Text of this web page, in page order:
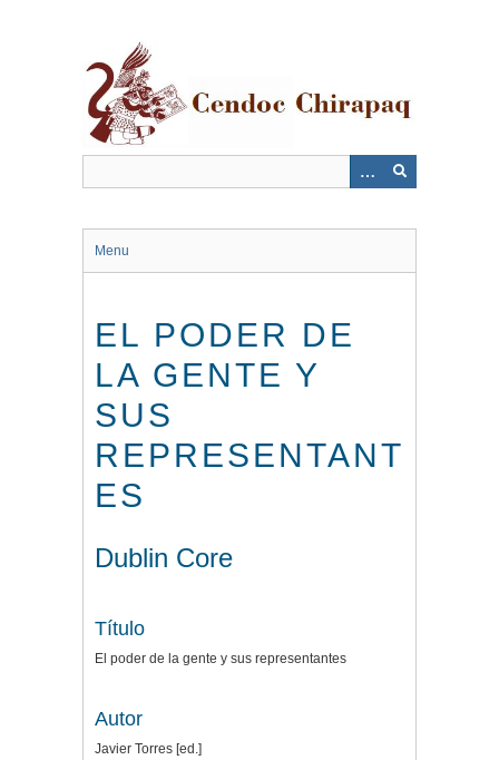
Menu
EL PODER DE
LA GENTE Y
SUS
REPRESENTANT
ES
Dublin Core
Título
El poder de la gente y sus representantes
Autor
Javier Torres [ed.]